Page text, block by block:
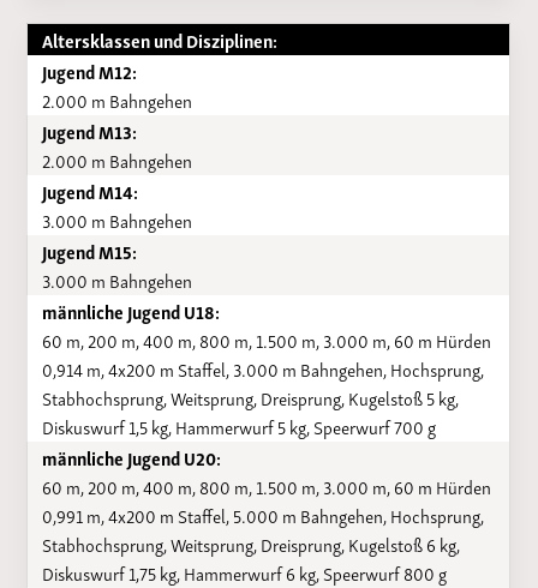
Altersklassen und Disziplinen:
Jugend M12:
2.000 m Bahngehen
Jugend M13:
2.000 m Bahngehen
Jugend M14:
3.000 m Bahngehen
Jugend M15:
3.000 m Bahngehen
männliche Jugend U18:
60 m, 200 m, 400 m, 800 m, 1.500 m, 3.000 m, 60 m Hürden
0,914 m, 4x200 m Staffel, 3.000 m Bahngehen, Hochsprung,
Stabhochsprung, Weitsprung, Dreisprung, Kugelstoß 5 kg,
Diskuswurf 1,5 kg, Hammerwurf 5 kg, Speerwurf 700 g
männliche Jugend U20:
60 m, 200 m, 400 m, 800 m, 1.500 m, 3.000 m, 60 m Hürden
0,991 m, 4x200 m Staffel, 5.000 m Bahngehen, Hochsprung,
Stabhochsprung, Weitsprung, Dreisprung, Kugelstoß 6 kg,
Diskuswurf 1,75 kg, Hammerwurf 6 kg, Speerwurf 800 g